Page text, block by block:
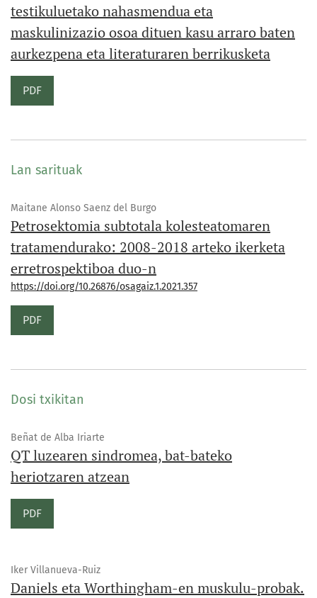
testikuluetako nahasmendua eta
maskulinizazio osoa dituen kasu arraro baten
aurkezpena eta literaturaren berrikusketa
PDF
Lan sarituak
Maitane Alonso Saenz del Burgo
Petrosektomia subtotala kolesteatomaren
tratamendurako: 2008-2018 arteko ikerketa
erretrospektiboa duo-n
https://doi.org/10.26876/osagaiz.1.2021.357
PDF
Dosi txikitan
Beñat de Alba Iriarte
QT luzearen sindromea, bat-bateko
heriotzaren atzean
PDF
Iker Villanueva-Ruiz
Daniels eta Worthingham-en muskulu-probak.